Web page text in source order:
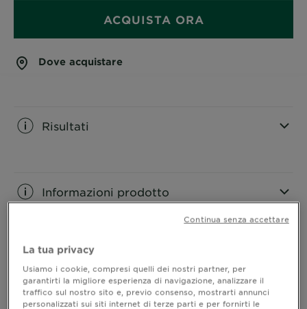
ACQUISTA ORA
Dove acquistare
Risultati
Informazioni prodotto
Ingredienti
CLOSE SUBPANEL
La tua privacy
Usiamo i cookie, compresi quelli dei nostri partner, per
garantirti la migliore esperienza di navigazione, analizzare il
traffico sul nostro sito e, previo consenso, mostrarti annunci
personalizzati sui siti internet di terze parti e per fornirti le
Continua senza accettare